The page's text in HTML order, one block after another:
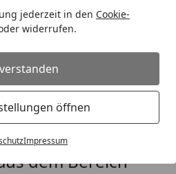
jederzeit in den Cookie-
widerrufen.
verstanden
öffnen
Impressum
müssen sich mit genau der
der Sie sich für den
haben, abmelden.
dem Bereich